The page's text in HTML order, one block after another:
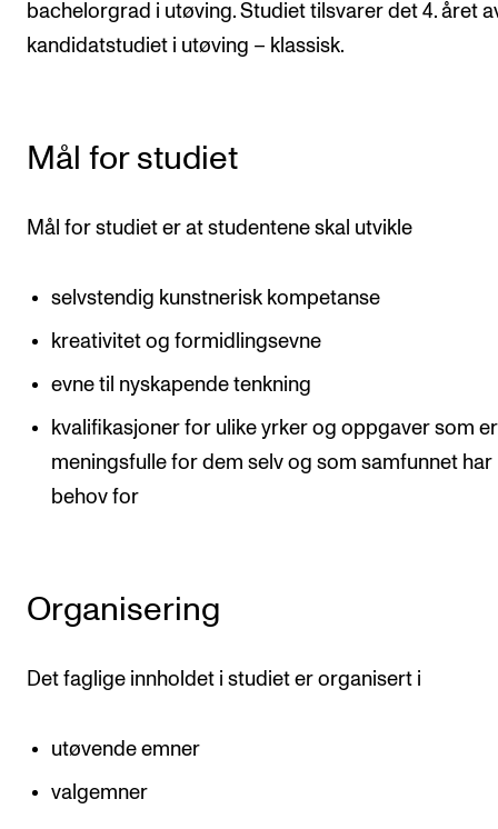
Studentutvalet SUT
Biblioteket
bachelorgrad i utøving. Studiet tilsvarer det 4. året
kandidatstudiet i utøving – klassisk.
Mål for studiet
Mål for studiet er at studentene skal utvikle
selvstendig kunstnerisk kompetanse
kreativitet og formidlingsevne
evne til nyskapende tenkning
kvalifikasjoner for ulike yrker og oppgaver som er
meningsfulle for dem selv og som samfunnet har
behov for
Organisering
Det faglige innholdet i studiet er organisert i
utøvende emner
valgemner